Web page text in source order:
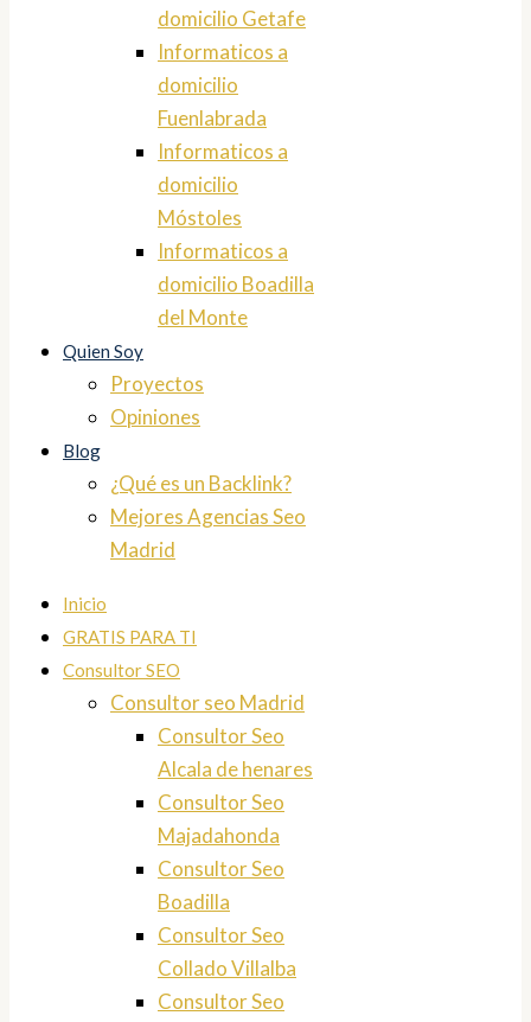
domicilio Getafe
Informaticos a
domicilio
Fuenlabrada
Informaticos a
domicilio
Móstoles
Informaticos a
domicilio Boadilla
del Monte
Quien Soy
Proyectos
Opiniones
Blog
¿Qué es un Backlink?
Mejores Agencias Seo
Madrid
Inicio
GRATIS PARA TI
Consultor SEO
Consultor seo Madrid
Consultor Seo
Alcala de henares
Consultor Seo
Majadahonda
Consultor Seo
Boadilla
Consultor Seo
Collado Villalba
Consultor Seo